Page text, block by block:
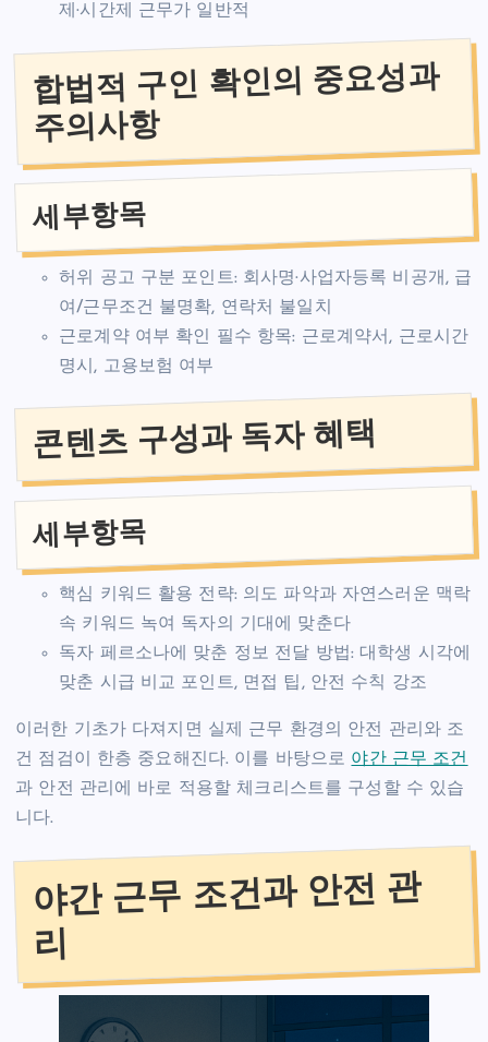
제·시간제 근무가 일반적
합법적 구인 확인의 중요성과
주의사항
세부항목
허위 공고 구분 포인트: 회사명·사업자등록 비공개, 급
여/근무조건 불명확, 연락처 불일치
근로계약 여부 확인 필수 항목: 근로계약서, 근로시간
명시, 고용보험 여부
콘텐츠 구성과 독자 혜택
세부항목
핵심 키워드 활용 전략: 의도 파악과 자연스러운 맥락
속 키워드 녹여 독자의 기대에 맞춘다
독자 페르소나에 맞춘 정보 전달 방법: 대학생 시각에
맞춘 시급 비교 포인트, 면접 팁, 안전 수칙 강조
이러한 기초가 다져지면 실제 근무 환경의 안전 관리와 조
건 점검이 한층 중요해진다. 이를 바탕으로 야간 근무 조건
과 안전 관리에 바로 적용할 체크리스트를 구성할 수 있습
니다.
야간 근무 조건과 안전 관
리